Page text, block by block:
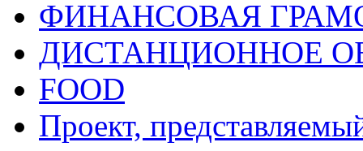
ФИНАНСОВАЯ
ДИСТАНЦИОННОЕ
FOOD
Проект,